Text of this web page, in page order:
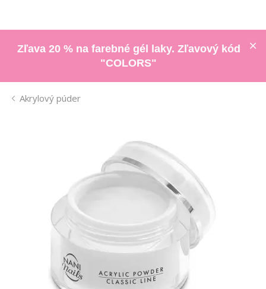
Zľava 20 % na farebné gél laky. Zľavový kód
"COLORS"
Akrylový púder